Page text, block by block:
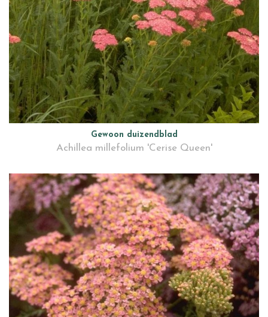
Gewoon duizendblad
Achillea millefolium 'Cerise Queen'